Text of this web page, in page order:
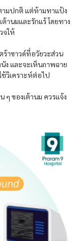
ามปกติ แต่ห้ามทาแป้ง
านมและรักแร้ โดยทาง
จให้
าซาวด์ที่อวัยวะส่วน
ง และจะเห็นภาพฉาย
วิเคราะห์ต่อไป
ของเต้านม ควรแจ้ง